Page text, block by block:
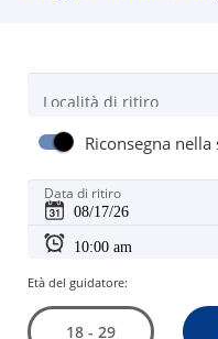
Località di ritiro
Riconsegna
Data di ritiro
Età del guidatore:
18 - 29